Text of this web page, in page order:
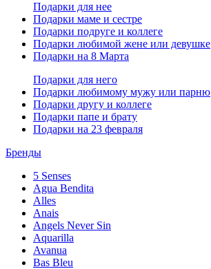
Подарки для нее
Подарки маме и сестре
Подарки подруге и коллеге
Подарки любимой жене или девушке
Подарки на 8 Марта
Подарки для него
Подарки любимому мужу или парню
Подарки другу и коллеге
Подарки папе и брату
Подарки на 23 февраля
Бренды
5 Senses
Agua Bendita
Alles
Anais
Angels Never Sin
Aquarilla
Avanua
Bas Bleu